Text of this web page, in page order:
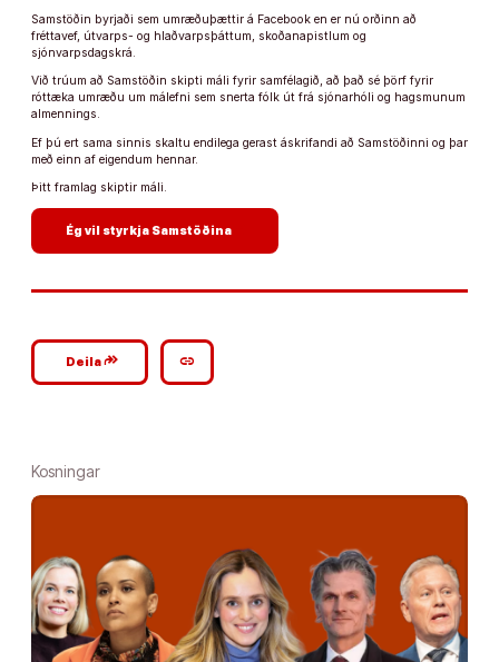
Samstöðin byrjaði sem umræðuþættir á Facebook en er nú orðinn að
fréttavef, útvarps- og hlaðvarpsþáttum, skoðanapistlum og
sjónvarpsdagskrá.
Við trúum að Samstöðin skipti máli fyrir samfélagið, að það sé þörf fyrir
róttæka umræðu um málefni sem snerta fólk út frá sjónarhóli og hagsmunum
almennings.
Ef þú ert sama sinnis skaltu endilega gerast áskrifandi að Samstöðinni og þar
með einn af eigendum hennar.
Þitt framlag skiptir máli.
Ég vil styrkja Samstöðina
Deilagoogle_plus_reshare link
Kosningar